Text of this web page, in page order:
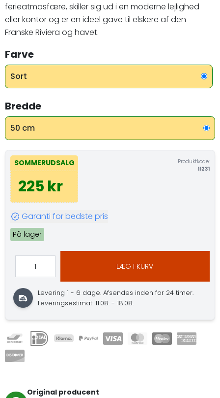
ferieatmosfære, skiller sig ud i en moderne lejlighed
eller kontor og er en ideel gave til elskere af den
Franske Riviera og havet.
Farve
Sort
Bredde
50 cm
SOMMERUDSALG
225 kr
Produktkode:
11231
Garanti for bedste pris
På lager
LÆG I KURV
Levering 1 - 6 dage.Afsendes inden for 24 timer.
Leveringsestimat: 11.08. - 18.08.
Original producent